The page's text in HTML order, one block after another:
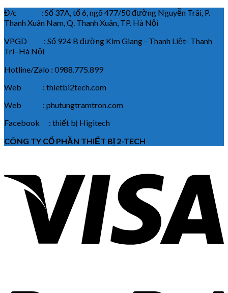
Đ/c : Số 37A, tổ 6, ngõ 477/50 đường Nguyễn Trãi, P.
Thanh Xuân Nam, Q. Thanh Xuân, TP. Hà Nội
VPGD : Số 924 B đường Kim Giang - Thanh Liệt- Thanh
Trì- Hà Nội
Hotline/Zalo : 0988.775.899
Web : thietbi2tech.com
Web : phutungtramtron.com
Facebook : thiết bị Higitech
CÔNG TY CỔ PHẦN THIẾT BỊ 2-TECH